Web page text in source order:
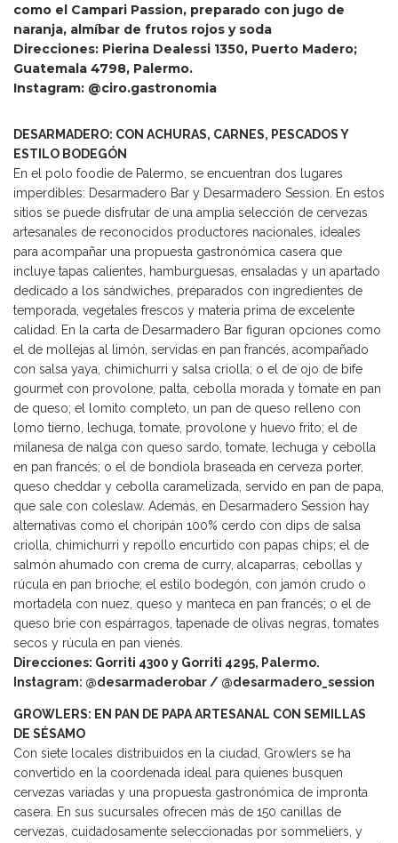
como el Campari Passion, preparado con jugo de
naranja, almíbar de frutos rojos y soda
Direcciones: Pierina Dealessi 1350, Puerto Madero;
Guatemala 4798, Palermo.
Instagram: @ciro.gastronomia
DESARMADERO: CON ACHURAS, CARNES, PESCADOS Y
ESTILO BODEGÓN
En el polo foodie de Palermo, se encuentran dos lugares
imperdibles: Desarmadero Bar y Desarmadero Session. En estos
sitios se puede disfrutar de una amplia selección de cervezas
artesanales de reconocidos productores nacionales, ideales
para acompañar una propuesta gastronómica casera que
incluye tapas calientes, hamburguesas, ensaladas y un apartado
dedicado a los sándwiches, preparados con ingredientes de
temporada, vegetales frescos y materia prima de excelente
calidad. En la carta de Desarmadero Bar figuran opciones como
el de mollejas al limón, servidas en pan francés, acompañado
con salsa yaya, chimichurri y salsa criolla; o el de ojo de bife
gourmet con provolone, palta, cebolla morada y tomate en pan
de queso; el lomito completo, un pan de queso relleno con
lomo tierno, lechuga, tomate, provolone y huevo frito; el de
milanesa de nalga con queso sardo, tomate, lechuga y cebolla
en pan francés; o el de bondiola braseada en cerveza porter,
queso cheddar y cebolla caramelizada, servido en pan de papa,
que sale con coleslaw. Además, en Desarmadero Session hay
alternativas como el choripán 100% cerdo con dips de salsa
criolla, chimichurri y repollo encurtido con papas chips; el de
salmón ahumado con crema de curry, alcaparras, cebollas y
rúcula en pan brioche; el estilo bodegón, con jamón crudo o
mortadela con nuez, queso y manteca en pan francés; o el de
queso brie con espárragos, tapenade de olivas negras, tomates
secos y rúcula en pan vienés.
Direcciones: Gorriti 4300 y Gorriti 4295, Palermo.
Instagram: @desarmaderobar / @desarmadero_session
GROWLERS: EN PAN DE PAPA ARTESANAL CON SEMILLAS
DE SÉSAMO
Con siete locales distribuidos en la ciudad, Growlers se ha
convertido en la coordenada ideal para quienes busquen
cervezas variadas y una propuesta gastronómica de impronta
casera. En sus sucursales ofrecen más de 150 canillas de
cervezas, cuidadosamente seleccionadas por sommeliers, y